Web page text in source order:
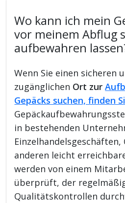
Wo kann ich mein
vor meinem Abflug
aufbewahren
Wenn Sie einen sicheren
zugänglichen Ort zur
Gepäcks suchen, finden
in bestehenden
Einzelhandelsgeschäften,
anderen leicht
werden von einem
überprüft, der
Qualitätskontrollen